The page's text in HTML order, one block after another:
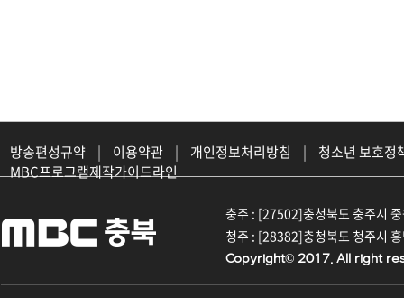
방송편성규약 | 이용약관 | 개인정보처리방침 |
청소년 보호정
MBC프로그램제작가이드라인
충주 : [27502]충청북도 충주시
청주 : [28382]충청북도 청주시
Copyright© 2017. All right